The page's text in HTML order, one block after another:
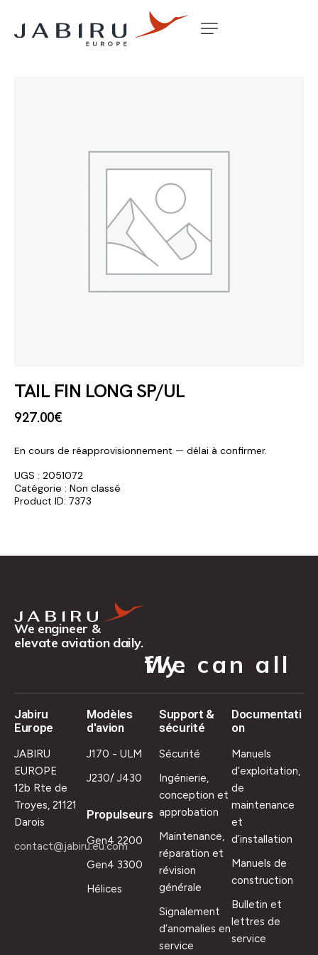
Accueil Non classé
TAIL FIN LONG SP/UL
927.00€
En cours de réapprovisionnement — délai à confirmer.
UGS : 2051072
Catégorie : Non classé
Product ID: 7373
We engineer &
elevate aviation daily.
We can all fly.
Jabiru
Europe
JABIRU
EUROPE
12b Rte de
Troyes, 21121
Darois
contact@jabiru.eu.com
Modèles
d'avion
J170 - ULM
J230/ J430
Propulseurs
Gen4 2200
Gen4 3300
Hélices
Support &
sécurité
Sécurité
Ingénierie,
conception et
approbation
Maintenance,
réparation et
révision
générale
Signalement
d’anomalies en
service
Documentati
on
Manuels
d’exploitation,
de
maintenance
et
d’installation
Manuels de
construction
Bulletin et
lettres de
service